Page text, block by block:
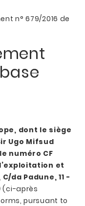
n° 679/2016 de
dont le siège
Ugo Mifsud
numéro CF
et
da Padune, 11 -
(ci-après
pursuant to